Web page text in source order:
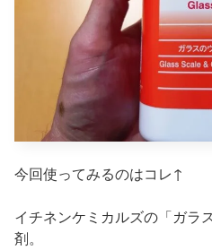
今回使ってみるのはコレ↑
イチネンケミカルズの「ガラ
剤。